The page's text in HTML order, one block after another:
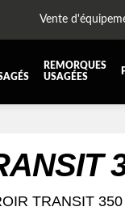
Vente
REMORQUES
USAGÉES
TRANSIT 350